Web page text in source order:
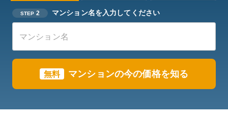
STEP 2 マンション名を入力してください
無料 マンションの今の価格を知る